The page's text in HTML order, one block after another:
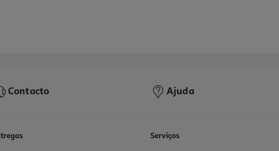
Contacto Ajuda
Serviços